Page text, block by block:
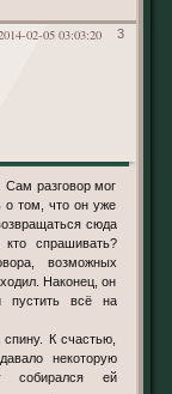
3
02-05 03:03:20
о том, что он уже
сюда
спрашивать?
возможных
Наконец, он
пустить всё на
К счастью,
некоторую
собирался ей